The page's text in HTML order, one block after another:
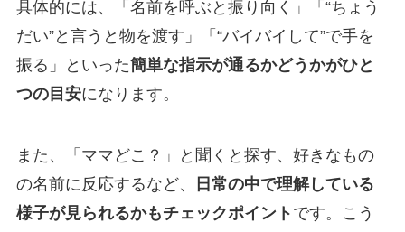
具体的には、「名前を呼ぶと振り向く」「“ちょう
だい”と言うと物を渡す」「“バイバイして”で手を
振る」といった簡単な指示が通るかどうかがひと
つの目安になります。
また、「ママどこ？」と聞くと探す、好きなもの
の名前に反応するなど、
日常の中で理解している
様子が見られるかもチェックポイント です。こう